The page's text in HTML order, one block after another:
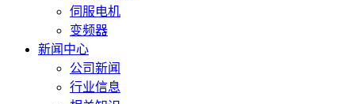
伺服电机
变频器
新闻中心
公司新闻
行业信息